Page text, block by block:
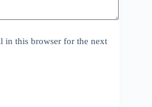
in this browser for the next